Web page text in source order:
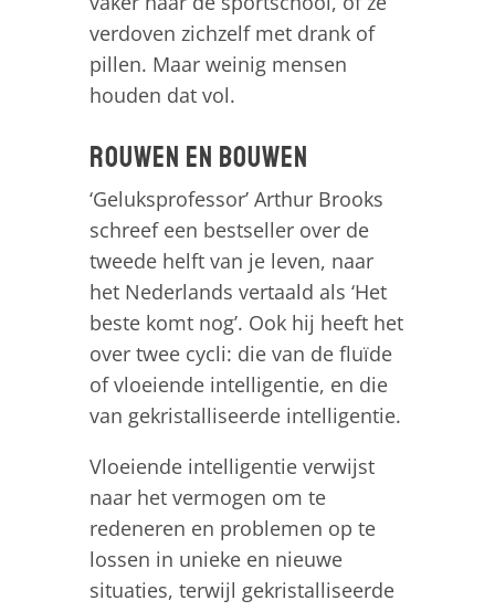
verdoven zichzelf met drank of
pillen. Maar weinig mensen
houden dat vol.
Rouwen en bouwen
‘Geluksprofessor’ Arthur Brooks
schreef een bestseller over de
tweede helft van je leven, naar
het Nederlands vertaald als ‘Het
beste komt nog’. Ook hij heeft het
over twee cycli: die van de fluïde
of vloeiende intelligentie, en die
van gekristalliseerde intelligentie.
Vloeiende intelligentie verwijst
naar het vermogen om te
redeneren en problemen op te
lossen in unieke en nieuwe
situaties, terwijl gekristalliseerde